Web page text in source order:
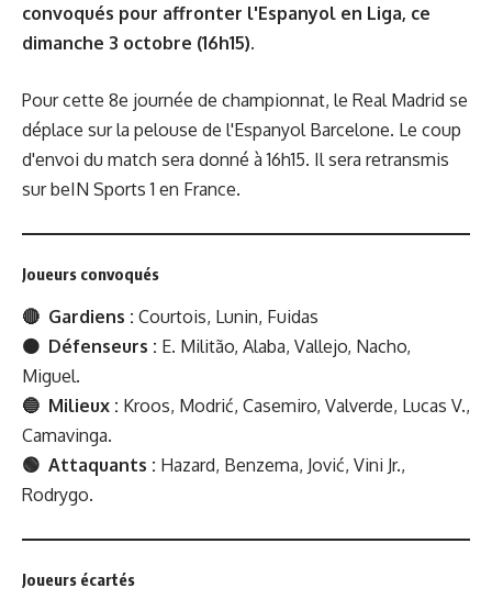
convoqués pour affronter l'Espanyol en Liga, ce
dimanche 3 octobre (16h15).
Pour cette 8e journée de championnat, le Real Madrid se
déplace sur la pelouse de l'Espanyol Barcelone. Le coup
d'envoi du match sera donné à 16h15. Il sera retransmis
sur beIN Sports 1 en France.
Joueurs convoqués
🔴 Gardiens : Courtois, Lunin, Fuidas
🟠 Défenseurs : E. Militão, Alaba, Vallejo, Nacho,
Miguel.
🔵 Milieux : Kroos, Modrić, Casemiro, Valverde, Lucas V.,
Camavinga.
🟢 Attaquants : Hazard, Benzema, Jović, Vini Jr.,
Rodrygo.
Joueurs écartés